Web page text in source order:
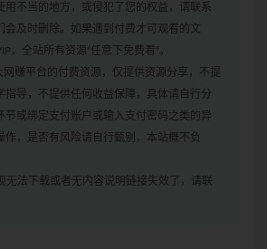
用不当的地方，或侵犯了您的权益，请联系
会及时删除。如果遇到付费才可观看的文
，全站所有资源“任意下免费看”。
网赚平台的付费资源，仅提供资源分享，不提
指导，不提供任何收益保障，具体请自行分
节或绑定支付账户或输入支付密码之类的异
作，是否有风险请自行甄别，本站概不负
无法下载或者无内容说明链接失效了，请联